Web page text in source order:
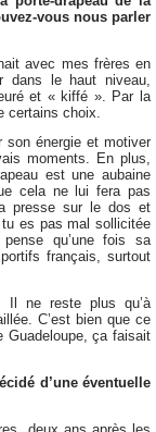
vous nous parler
avec mes frères en
dans le haut niveau,
et « kiffé ». Par la
certains choix.
son énergie et motiver
moments. En plus,
est une aubaine
cela ne lui fera pas
presse sur le dos et
es pas mal sollicitée
qu’une fois sa
français, surtout
Il ne reste plus qu’à
C’est bien que ce
Guadeloupe, ça faisait
d’une éventuelle